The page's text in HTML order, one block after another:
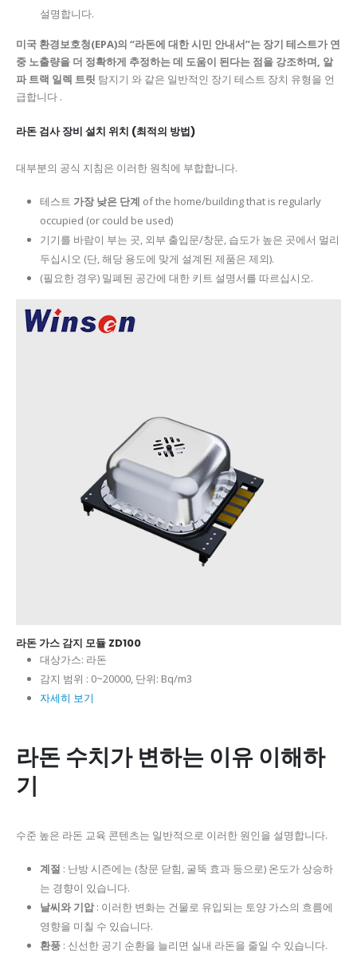
설명합니다.
미국 환경보호청(EPA)의 “라돈에 대한 시민 안내서”는 장기 테스트가 연
중 노출량을 더 정확하게 추정하는 데 도움이 된다는 점을 강조하며, 알
파 트랙 일렉 트릿 탐지기 와 같은 일반적인 장기 테스트 장치 유형을 언
급합니다 .
라돈 검사 장비 설치 위치 (최적의 방법)
대부분의 공식 지침은 이러한 원칙에 부합합니다.
테스트 가장 낮은 단계 of the home/building that is regularly
occupied (or could be used)
기기를 바람이 부는 곳, 외부 출입문/창문, 습도가 높은 곳에서 멀리
두십시오 (단, 해당 용도에 맞게 설계된 제품은 제외).
(필요한 경우) 밀폐된 공간에 대한 키트 설명서를 따르십시오.
라돈 가스 감지 모듈 ZD100
대상가스: 라돈
감지 범위 : 0~20000, 단위: Bq/m3
자세히 보기
라돈 수치가 변하는 이유 이해하
기
수준 높은 라돈 교육 콘텐츠는 일반적으로 이러한 원인을 설명합니다.
계절 : 난방 시즌에는 (창문 닫힘, 굴뚝 효과 등으로) 온도가 상승하
는 경향이 있습니다.
날씨와 기압: 이러한 변화는 건물로 유입되는 토양 가스의 흐름에
영향을 미칠 수 있습니다.
환풍: 신선한 공기 순환을 늘리면 실내 라돈을 줄일 수 있습니다.